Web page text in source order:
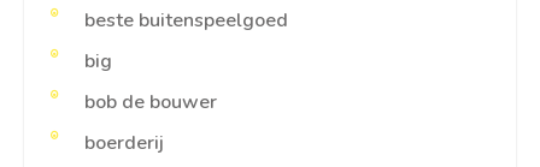
beste buitenspeelgoed
big
bob de bouwer
boerderij